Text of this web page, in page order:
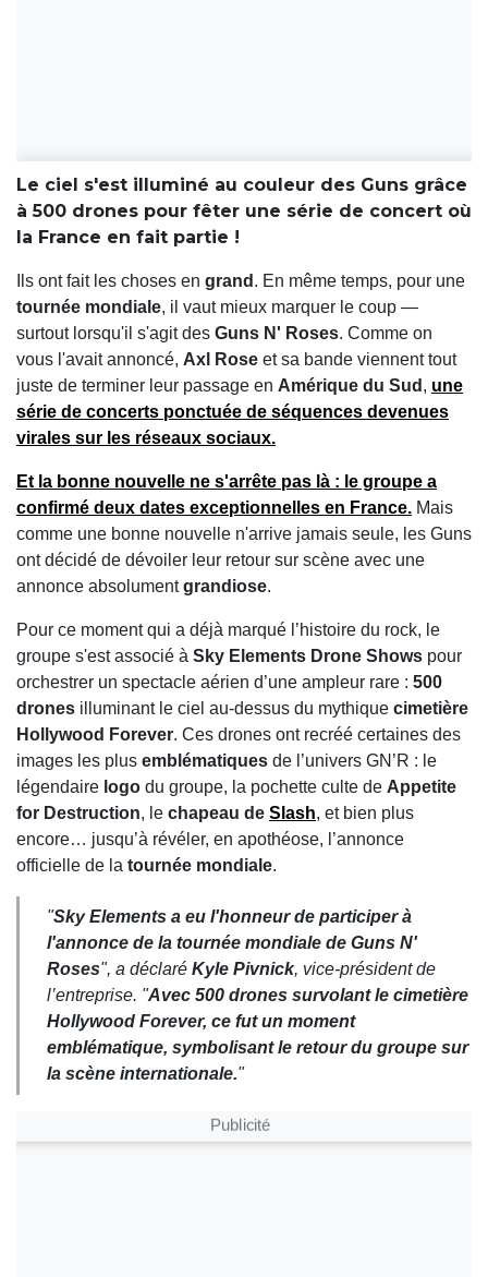
Le ciel s'est illuminé au couleur des Guns grâce
à 500 drones pour fêter une série de concert où
la France en fait partie !
Ils ont fait les choses en grand . En même temps, pour une
tournée mondiale, il vaut mieux marquer le coup —
surtout lorsqu'il s'agit des Guns N' Roses. Comme on
vous l'avait annoncé, Axl Rose et sa bande viennent tout
juste de terminer leur passage en Amérique du Sud , une
série de concerts ponctuée de séquences devenues
virales sur les réseaux sociaux.
Et la bonne nouvelle ne s'arrête pas là : le groupe a
confirmé deux dates exceptionnelles en France. Mais
comme une bonne nouvelle n'arrive jamais seule, les Guns
ont décidé de dévoiler leur retour sur scène avec une
annonce absolumentgrandiose.
Pour ce moment qui a déjà marqué l’histoire du rock, le
groupe s'est associé à Sky Elements Drone Shows pour
orchestrer un spectacle aérien d’une ampleur rare : 500
drones illuminant le ciel au-dessus du mythique cimetière
Hollywood Forever. Ces drones ont recréé certaines des
images les plus emblématiques de l’univers GN’R : le
légendaire logo du groupe, la pochette culte de Appetite
for Destruction, le chapeau de Slash, et bien plus
encore… jusqu’à révéler, en apothéose, l’annonce
officielle de la tournée mondiale.
"Sky Elements a eu l'honneur de participer à
l'annonce de la tournée mondiale de Guns N'
Roses", a déclaré Kyle Pivnick, vice-président de
l’entreprise. "Avec 500 drones survolant le cimetière
Hollywood Forever, ce fut un moment
emblématique, symbolisant le retour du groupe sur
la scène internationale."
Publicité